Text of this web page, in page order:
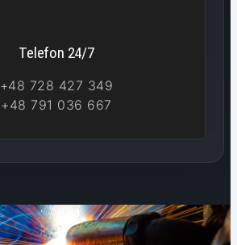
Telefon 24/7
+48 728 427 349
+48 791 036 667